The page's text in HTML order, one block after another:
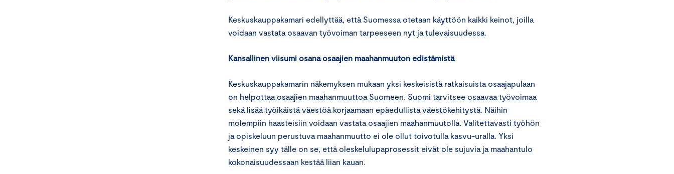
Keskuskauppakamari edellyttää, että Suomessa otetaan käyttöön kaikki keinot, joilla
voidaan vastata osaavan työvoiman tarpeeseen nyt ja tulevaisuudessa.
Kansallinen viisumi osana osaajien maahanmuuton edistämistä
Keskuskauppakamarin näkemyksen mukaan yksi keskeisistä ratkaisuista osaajapulaan
on helpottaa osaajien maahanmuuttoa Suomeen. Suomi tarvitsee osaavaa työvoimaa
sekä lisää työikäistä väestöä korjaamaan epäedullista väestökehitystä. Näihin
molempiin haasteisiin voidaan vastata osaajien maahanmuutolla. Valitettavasti työhön
ja opiskeluun perustuva maahanmuutto ei ole ollut toivotulla kasvu-uralla. Yksi
keskeinen syy tälle on se, että oleskelulupaprosessit eivät ole sujuvia ja maahantulo
kokonaisuudessaan kestää liian kauan.